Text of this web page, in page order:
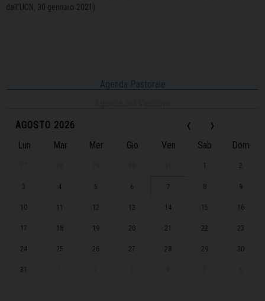
dall’UCN, 30 gennaio 2021)
Agenda Pastorale
‹
AGOSTO 2026 ›
Lun Mar Mer Gio Ven Sab Dom
1 2
3 4 5 6 7 8 9
10 11 12 13 14 15 16
17 18 19 20 21 22 23
24 25 26 27 28 29 30
31